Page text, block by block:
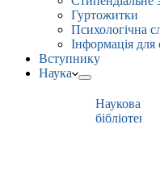
Гуртожитки
Психологічна
Інформація для
Вступнику
Наука
Наукова
бібліотека